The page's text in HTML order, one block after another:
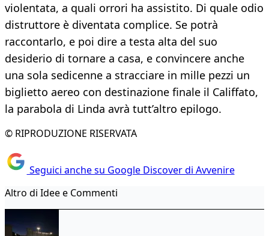
violentata, a quali orrori ha assistito. Di quale odio
distruttore è diventata complice. Se potrà
raccontarlo, e poi dire a testa alta del suo
desiderio di tornare a casa, e convincere anche
una sola sedicenne a stracciare in mille pezzi un
biglietto aereo con destinazione finale il Califfato,
la parabola di Linda avrà tutt’altro epilogo.
© RIPRODUZIONE RISERVATA
Seguici anche su Google Discover di Avvenire
Altro di Idee e Commenti